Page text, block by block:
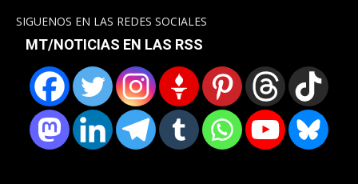
SIGUENOS EN LAS REDES SOCIALES
MT/NOTICIAS EN LAS RSS